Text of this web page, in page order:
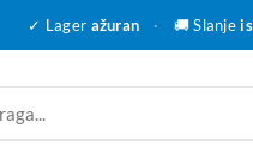
✓ Lager ažuran · 🚚 Slanje